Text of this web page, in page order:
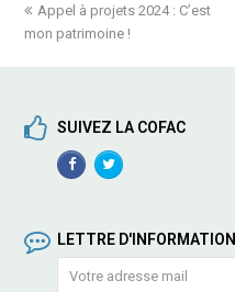
previous
post:
Appel à projets 2024 : C’est
mon patrimoine !
SUIVEZ LA COFAC
FacebookTwitterProfile
LETTRE D'INFORMATION